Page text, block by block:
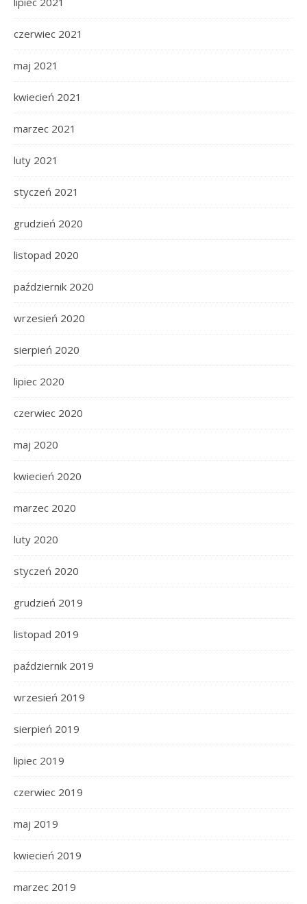
czerwiec 2021
maj 2021
kwiecień 2021
marzec 2021
luty 2021
styczeń 2021
grudzień 2020
listopad 2020
październik 2020
wrzesień 2020
sierpień 2020
lipiec 2020
czerwiec 2020
maj 2020
kwiecień 2020
marzec 2020
luty 2020
styczeń 2020
grudzień 2019
listopad 2019
październik 2019
wrzesień 2019
sierpień 2019
lipiec 2019
czerwiec 2019
maj 2019
kwiecień 2019
marzec 2019